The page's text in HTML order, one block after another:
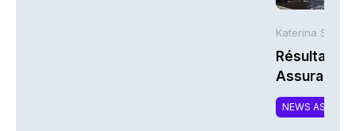
Katerina
Résultats
NEWS